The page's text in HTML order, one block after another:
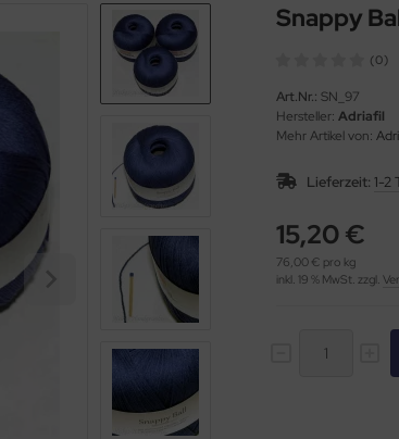
Snappy
(0)
Art.Nr.: SN_97
Hersteller: Adriafil
Mehr Artikel von:
Lieferzeit: 1-2
15,20 €
76,00 € pro kg
inkl. 19 % MwSt. zzgl.